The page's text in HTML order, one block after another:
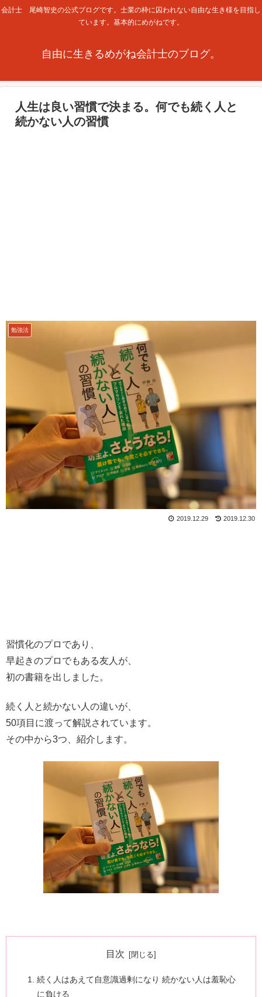
会計士 尾崎智史の公式ブログです。士業の枠に囚われない自由な生き様を目指し
ています。基本的にめがねです。
自由に生きるめがね会計士のブログ。
人生は良い習慣で決まる。何でも続く人と
続かない人の習慣
勉強法
2019.12.30
2019.12.29
習慣化のプロであり、
早起きのプロでもある友人が、
初の書籍を出しました。
続く人と続かない人の違いが、
50項目に渡って解説されています。
その中から3つ、紹介します。
目次
続く人はあえて自意識過剰になり 続かない人は羞恥心
に負ける